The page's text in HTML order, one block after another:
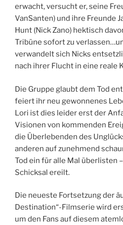
erwacht, versucht er, seine
VanSanten) und ihre Freunde
Hunt (Nick Zano) hektisch
Tribüne sofort zu
verwandelt sich Nicks
nach ihrer Flucht in eine reale
Die Gruppe glaubt dem Tod
feiert ihr neu gewonnenes
Lori ist dies leider erst der
Visionen von kommenden
die Überlebenden des
anderen auf zunehmend
Tod ein für alle Mal überlisten
Schicksal ereilt.
Die neueste Fortsetzung der
Destination“-Filmserie wird
um den Fans auf diesem